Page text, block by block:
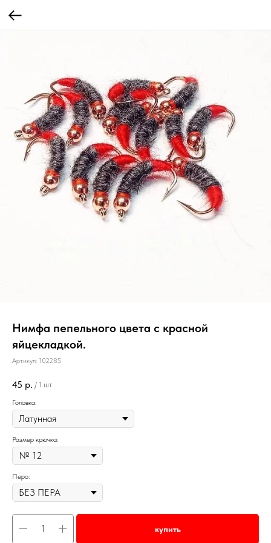
Нимфа пепельного цвета с красной
яйцекладкой.
Артикул: 10228S
45 р. / 1 шт
Головка:
Размер крючка:
Перо:
купить